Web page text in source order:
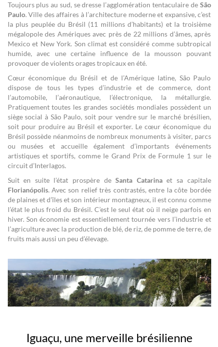
Toujours plus au sud, se dresse l’agglomération tentaculaire de São
Paulo. Ville des affaires à l’architecture moderne et expansive, c’est
la plus peuplée du Brésil (11 millions d’habitants) et la troisième
mégalopole des Amériques avec près de 22 millions d’âmes, après
Mexico et New York. Son climat est considéré comme subtropical
humide, avec une certaine influence de la mousson pouvant
provoquer de violents orages tropicaux en été.
Cœur économique du Brésil et de l’Amérique latine, São Paulo
dispose de tous les types d’industrie et de commerce, dont
l’automobile, l’aéronautique, l’électronique, la métallurgie.
Pratiquement toutes les grandes sociétés mondiales possèdent un
siège social à São Paulo, soit pour vendre sur le marché brésilien,
soit pour produire au Brésil et exporter. Le cœur économique du
Brésil possède néanmoins de nombreux monuments à visiter, parcs
ou musées et accueille également d’importants événements
artistiques et sportifs, comme le Grand Prix de Formule 1 sur le
circuit d’Interlagos.
Suit en suite l’état prospère deSanta Catarinaet sa capitale
Florianópolis. Avec son relief très contrastés, entre la côte bordée
de plaines et d’îles et son intérieur montagneux, il est connu comme
l’état le plus froid du Brésil. C’est le seul état où il neige parfois en
hiver. Son économie est essentiellement tournée vers l’industrie et
l’agriculture avec la production de blé, de riz, de pomme de terre, de
fruits mais aussi un peu d’élevage.
Iguaçu, une merveille brésilienne